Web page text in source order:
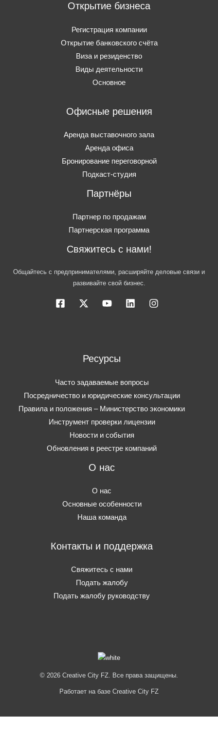
Открытие бизнеса
Регистрация компании
Открытие банковского счёта
Виза и резиденство
Виды деятельности
Основное
Офисные решения
Аренда выставочного зала
Аренда офиса
Бронирование переговорной
Подкаст-студия
Партнёры
Партнер по продажам
Партнерская программа
Свяжитесь с нами!
Общайтесь с предпринимателями, расширяйте деловые связи и
развивайте свой бизнес.
Ресурсы
Часто задаваемые вопросы
Посредничество и юридические консультации
Правила и положения – Министерство экономики
Инструмент проверки лицензии
Новости и события
Обновления в реестре компаний
О нас
О нас
Основные особенности
Наша команда
Контакты и поддержка
Свяжитесь с нами
Подать жалобу
Подать жалобу руководству
© 2026 Creative City FZ. Все права защищены.
Работает на базе Creative City FZ